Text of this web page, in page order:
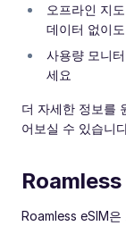
오프라인 지
데이터 없이
사용량 모니
세요
더 자세한 정보를
어보실 수 있습니
Roamless eSIM